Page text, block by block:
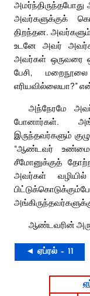
அமர்ந்திருந்தபோது
அவர்களுக்குக்
திறந்தன.
உடனே அவர்
அவர்கள் ஒருவரை
பேசி,
எரியவில்லையா?”
அந்நேரமே
போனார்கள்.
இருந்தவர்களும்
“ஆண்டவர்
சீமோனுக்குத்
அவர்கள்
ஆண்டவரின்
◄ ஏப்ரல் – 11